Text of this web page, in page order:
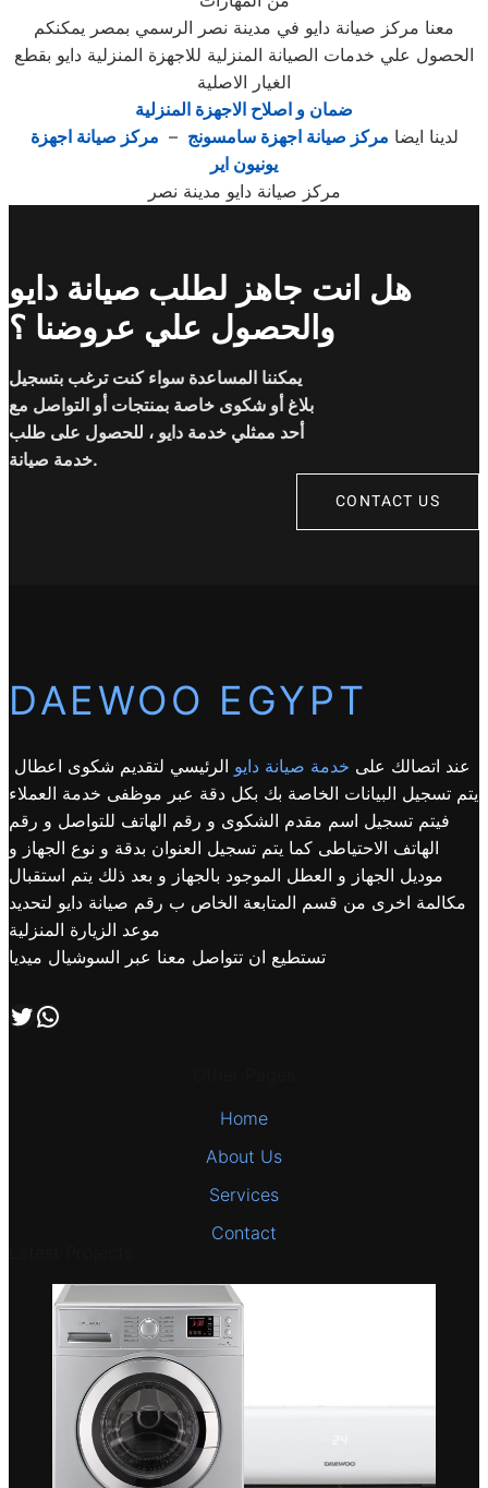
معنا مركز صيانة دايو في مدينة نصر الرسمي بمصر يمكنكم
الحصول علي خدمات الصيانة المنزلية للاجهزة المنزلية دايو بقطع
الغيار الاصلية
ضمان و اصلاح الاجهزة المنزلية
لدينا ايضا مركز صيانة اجهزة سامسونج – مركز صيانة اجهزة
يونيون اير
مركز صيانة دايو مدينة نصر
هل انت جاهز لطلب صيانة دايو
والحصول علي عروضنا ؟
يمكننا المساعدة سواء كنت ترغب بتسجيل
بلاغ أو شكوى خاصة بمنتجات أو التواصل مع
أحد ممثلي خدمة دايو ، للحصول على طلب
خدمة صيانة.
CONTACT US
DAEWOO EGYPT
عند اتصالك على خدمة صيانة دايو الرئيسي لتقديم شكوى اعطال
يتم تسجيل البيانات الخاصة بك بكل دقة عبر موظفى خدمة العملاء
فيتم تسجيل اسم مقدم الشكوى و رقم الهاتف للتواصل و رقم
الهاتف الاحتياطى كما يتم تسجيل العنوان بدقة و نوع الجهاز و
موديل الجهاز و العطل الموجود بالجهاز و بعد ذلك يتم استقبال
مكالمة اخرى من قسم المتابعة الخاص ب رقم صيانة دايو لتحديد
موعد الزيارة المنزلية
تستطيع ان تتواصل معنا عبر السوشيال ميديا
تابعنا علي صفحة التويتر اتصل بنا علي طريق الوتساب
Home
About Us
Services
Contact